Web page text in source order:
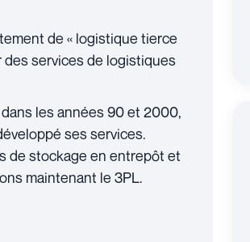
de « logistique tierce
des services de logistiques
les années 90 et 2000,
ses services.
de stockage en entrepôt et
maintenant le 3PL.